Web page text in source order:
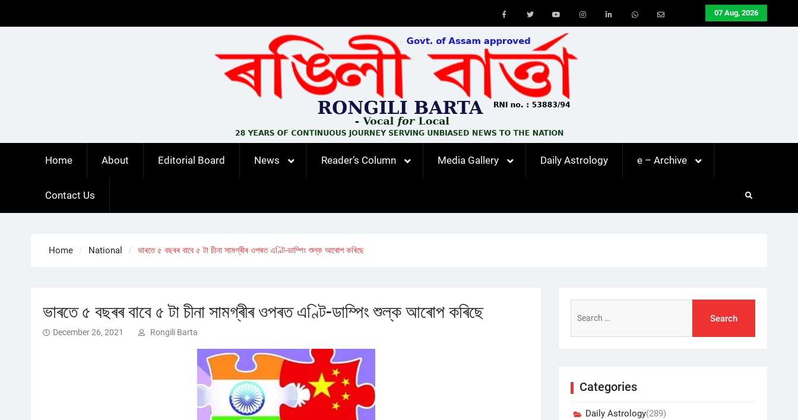
07 Aug, 2026
Youtube
Home About Editorial Board News Reader’s Column Media Gallery Daily Astrology e – Archive
Contact Us
Home National ভাৰতে ৫ বছৰৰ বাবে ৫ টা চীনা সামগ্ৰীৰ ওপৰত এণ্টি-ডাম্পিং শুল্ক আৰোপ কৰিছে
ভাৰতে ৫ বছৰৰ বাবে ৫ টা চীনা সামগ্ৰীৰ ওপৰত এণ্টি-ডাম্পিং শুল্ক আৰোপ কৰিছে
December 26, 2021 Rongili Barta
for:
Categories
Daily Astrology(289)